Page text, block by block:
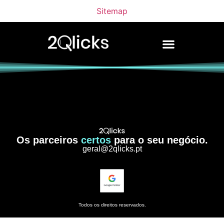
Sitemap
Os parceiros certospara o seu negócio.
geral@2qlicks.pt
Todos os direitos reservados.